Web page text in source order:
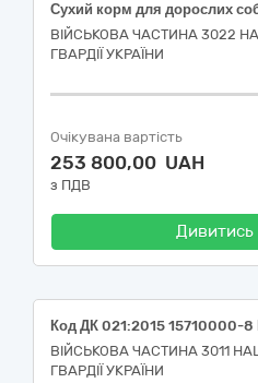
Сухий корм для дорослих
ВІЙСЬКОВА ЧАСТИНА 3022
ГВАРДІЇ УКРАЇНИ
Очікувана вартість
253 800,00 UAH
з ПДВ
Дивитись
ВІЙСЬКОВА ЧАСТИНА 3011
ГВАРДІЇ УКРАЇНИ